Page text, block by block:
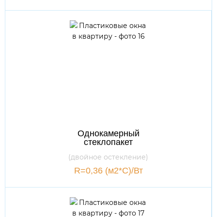
Однокамерный
стеклопакет
(двойное остекление)
R=0,36 (м2*С)/Вт